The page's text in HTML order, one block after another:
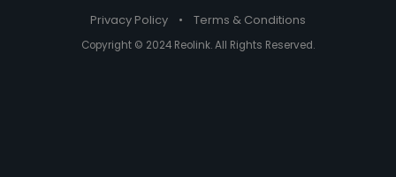
Privacy Policy • Terms & Conditions
Copyright © 2024 Reolink. All Rights Reserved.